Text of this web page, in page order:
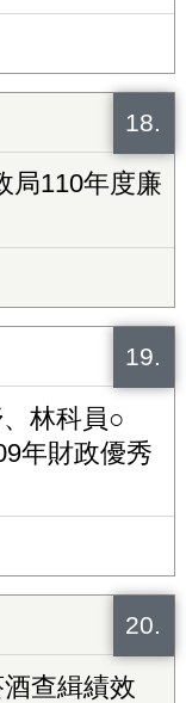
18.
局110年度廉
19.
林科員○
年財政優秀
20.
查緝績效